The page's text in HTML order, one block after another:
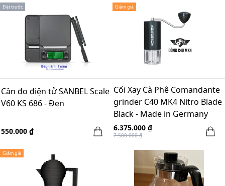
Đặt trước
Cân đo điện tử SANBEL Scale
V60 KS 686 - Đen
550.000 ₫
Giảm giá
Cối Xay Cà Phê Comandante
grinder C40 MK4 Nitro Blade
Black - Made in Germany
6.375.000 ₫
7.500.000 ₫
Giảm giá